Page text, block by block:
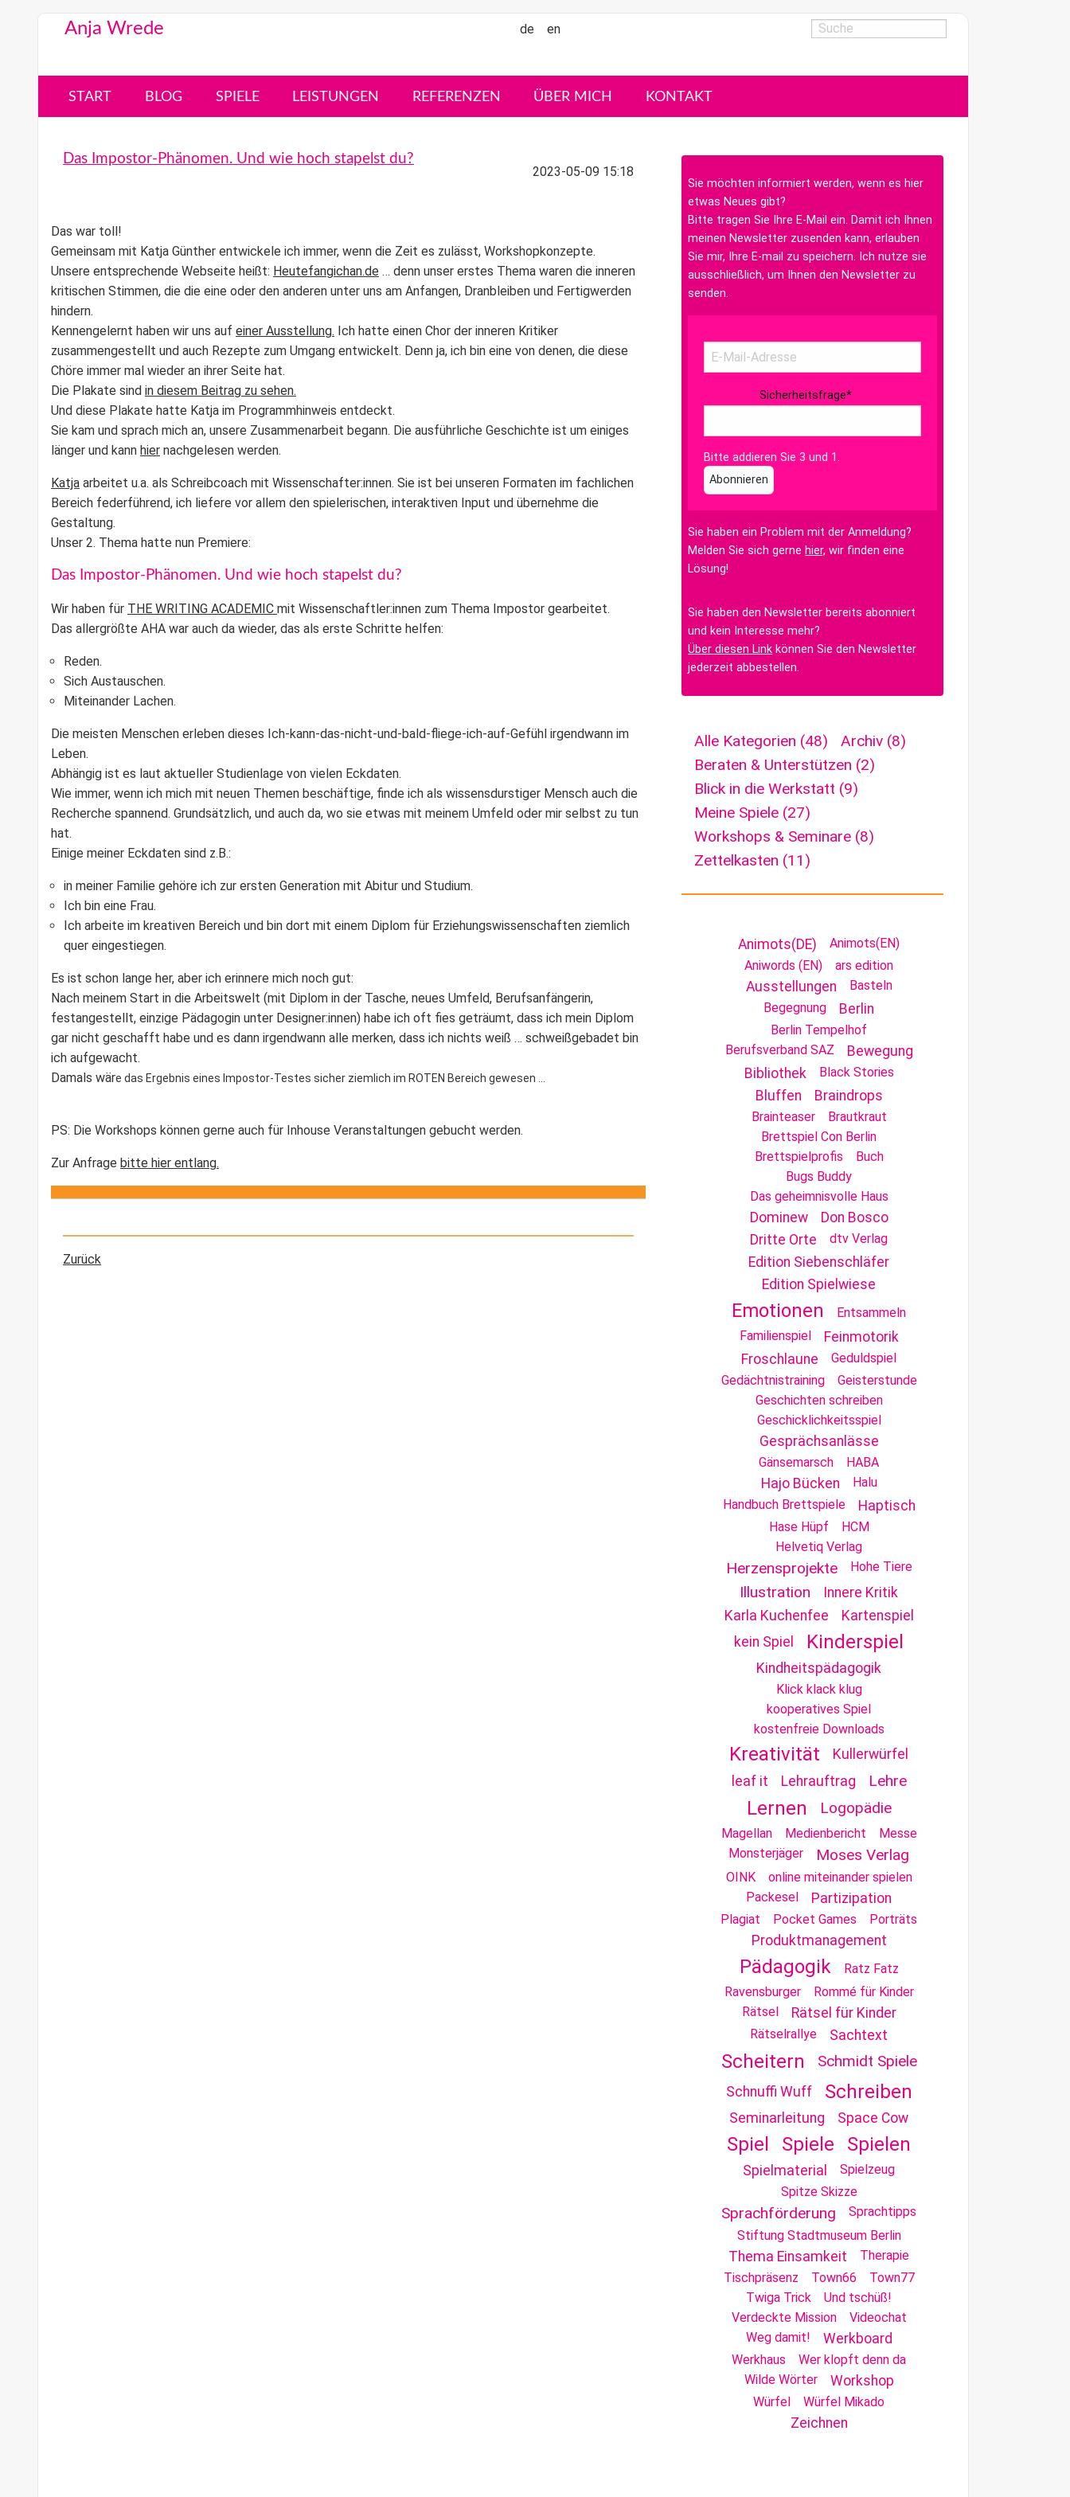
Anja Wrede de en
START BLOG SPIELE LEISTUNGEN REFERENZEN ÜBER MICH KONTAKT
2023-05-09 15:18
Das Impostor-Phänomen. Und wie hoch stapelst du?
Das war toll!
Gemeinsam mit Katja Günther entwickele ich immer, wenn die Zeit es zulässt, Workshopkonzepte.
Unsere entsprechende Webseite heißt: Heutefangichan.de … denn unser erstes Thema waren die inneren
kritischen Stimmen, die die eine oder den anderen unter uns am Anfangen, Dranbleiben und Fertigwerden
hindern.
Kennengelernt haben wir uns auf einer Ausstellung. Ich hatte einen Chor der inneren Kritiker
zusammengestellt und auch Rezepte zum Umgang entwickelt. Denn ja, ich bin eine von denen, die diese
Chöre immer mal wieder an ihrer Seite hat.
Die Plakate sind in diesem Beitrag zu sehen.
Und diese Plakate hatte Katja im Programmhinweis entdeckt.
Sie kam und sprach mich an, unsere Zusammenarbeit begann. Die ausführliche Geschichte ist um einiges
länger und kann hier nachgelesen werden.
Katja arbeitet u.a. als Schreibcoach mit Wissenschafter:innen. Sie ist bei unseren Formaten im fachlichen
Bereich federführend, ich liefere vor allem den spielerischen, interaktiven Input und übernehme die
Gestaltung.
Unser 2. Thema hatte nun Premiere:
Das Impostor-Phänomen. Und wie hoch stapelst du?
Wir haben für THE WRITING ACADEMIC mit Wissenschaftler:innen zum Thema Impostor gearbeitet.
Das allergrößte AHA war auch da wieder, das als erste Schritte helfen:
Reden.
Sich Austauschen.
Miteinander Lachen.
Die meisten Menschen erleben dieses Ich-kann-das-nicht-und-bald-fliege-ich-auf-Gefühl irgendwann im
Leben.
Abhängig ist es laut aktueller Studienlage von vielen Eckdaten.
Wie immer, wenn ich mich mit neuen Themen beschäftige, finde ich als wissensdurstiger Mensch auch die
Recherche spannend. Grundsätzlich, und auch da, wo sie etwas mit meinem Umfeld oder mir selbst zu tun
hat.
Einige meiner Eckdaten sind z.B.:
in meiner Familie gehöre ich zur ersten Generation mit Abitur und Studium.
Ich bin eine Frau.
Ich arbeite im kreativen Bereich und bin dort mit einem Diplom für Erziehungswissenschaften ziemlich
quer eingestiegen.
Es ist schon lange her, aber ich erinnere mich noch gut:
Nach meinem Start in die Arbeitswelt (mit Diplom in der Tasche, neues Umfeld, Berufsanfängerin,
festangestellt, einzige Pädagogin unter Designer:innen) habe ich oft fies geträumt, dass ich mein Diplom
gar nicht geschafft habe und es dann irgendwann alle merken, dass ich nichts weiß … schweißgebadet bin
ich aufgewacht.
Damals wäre das Ergebnis eines Impostor-Testes sicher ziemlich im ROTEN Bereich gewesen ...
PS: Die Workshops können gerne auch für Inhouse Veranstaltungen gebucht werden.
Zur Anfrage bitte hier entlang.
Zurück
Sie möchten informiert werden, wenn es hier
etwas Neues gibt?
Bitte tragen Sie Ihre E-Mail ein. Damit ich Ihnen
meinen Newsletter zusenden kann, erlauben
Sie mir, Ihre E-mail zu speichern. Ich nutze sie
ausschließlich, um Ihnen den Newsletter zu
senden.
Sicherheitsfrage*
Bitte addieren Sie 3 und 1.
Abonnieren
Sie haben ein Problem mit der Anmeldung?
Melden Sie sich gerne hier, wir finden eine
Lösung!
Sie haben den Newsletter bereits abonniert
und kein Interesse mehr?
Über diesen Link können Sie den Newsletter
jederzeit abbestellen.
Alle Kategorien (48) Archiv (8)
Beraten & Unterstützen (2)
Blick in die Werkstatt (9)
Meine Spiele (27)
Workshops & Seminare (8)
Zettelkasten (11)
Animots(DE)
Animots(EN)
Aniwords (EN)
ars edition
Ausstellungen
Basteln
Begegnung
Berlin
Berlin Tempelhof
Berufsverband SAZ
Bewegung
Bibliothek
Black Stories
Bluffen Braindrops
Brainteaser
Brautkraut
Brettspiel Con Berlin
Brettspielprofis
Buch
Bugs Buddy
Das geheimnisvolle Haus
Dominew
Don Bosco
Dritte Orte
dtv Verlag
Edition Siebenschläfer
Edition Spielwiese
Emotionen
Entsammeln
Familienspiel
Feinmotorik
Froschlaune
Geduldspiel
Gedächtnistraining
Geisterstunde
Geschichten schreiben
Geschicklichkeitsspiel
Gesprächsanlässe
Gänsemarsch HABA
Hajo Bücken
Halu
Handbuch Brettspiele
Haptisch
Hase Hüpf
HCM
Helvetiq Verlag
Herzensprojekte Hohe Tiere
Illustration
Innere Kritik
Karla Kuchenfee
Kartenspiel
kein Spiel
Kinderspiel
Kindheitspädagogik
Klick klack klug
kooperatives Spiel
kostenfreie Downloads
Kreativität
Kullerwürfel
leaf it
Lehrauftrag Lehre
Lernen Logopädie
Magellan Medienbericht
Messe
Monsterjäger
Moses Verlag
OINK
online miteinander spielen
Packesel
Partizipation
Plagiat Pocket Games Porträts
Produktmanagement
Pädagogik
Ratz Fatz
Ravensburger
Rommé für Kinder
Rätsel
Rätsel für Kinder
Rätselrallye Sachtext
Scheitern Schmidt Spiele
Schnuffi Wuff Schreiben
Seminarleitung Space Cow
Spiel Spiele Spielen
Spielmaterial
Spielzeug
Spitze Skizze
Sprachförderung
Sprachtipps
Stiftung Stadtmuseum Berlin
Thema Einsamkeit
Therapie
Tischpräsenz
Town66
Town77
Twiga Trick
Und tschüß!
Verdeckte Mission
Videochat
Weg damit!
Werkboard
Werkhaus
Wer klopft denn da
Wilde Wörter
Workshop
Würfel Würfel Mikado
Zeichnen